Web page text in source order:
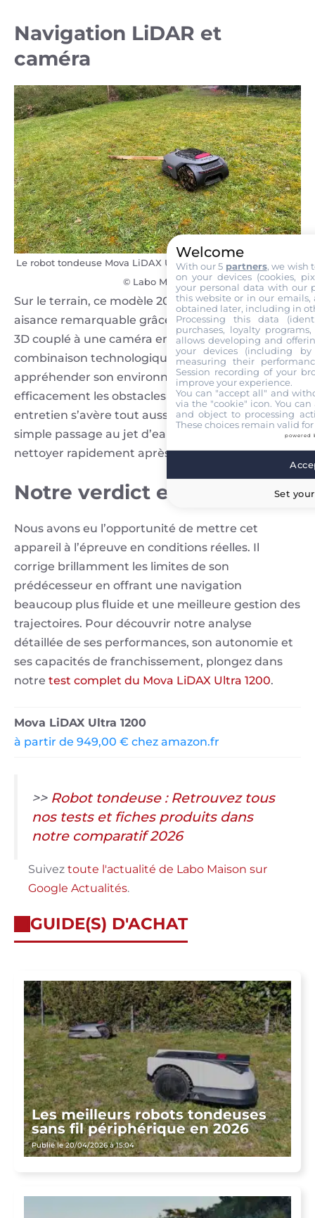
Navigation LiDAR et
caméra
Le robot tondeuse Mova LiDAX Ultra 1200 face à un obstacle
© Labo Maison
Sur le terrain, ce modèle 2026 montre une
aisance remarquable grâce à son capteur LiDAR
3D couplé à une caméra embarquée. Cette
combinaison technologique lui permet de bien
appréhender son environnement et d’esquiver
efficacement les obstacles imprévus. Son
entretien s’avère tout aussi pratique, puisqu’un
simple passage au jet d’eau permet de le
nettoyer rapidement après son cycle de travail.
Notre verdict en laboratoire
Nous avons eu l’opportunité de mettre cet
appareil à l’épreuve en conditions réelles. Il
corrige brillamment les limites de son
prédécesseur en offrant une navigation
beaucoup plus fluide et une meilleure gestion des
trajectoires. Pour découvrir notre analyse
détaillée de ses performances, son autonomie et
ses capacités de franchissement, plongez dans
notre test complet du Mova LiDAX Ultra 1200.
Mova LiDAX Ultra 1200
à partir de 949,00 € chez amazon.fr
>> Robot tondeuse : Retrouvez tous
nos tests et fiches produits dans
notre comparatif 2026
Suivez toute l'actualité de Labo Maison sur
Google Actualités.
GUIDE(S) D'ACHAT
Les meilleurs robots tondeuses
sans fil périphérique en 2026
Publié le 20/04/2026 à 15:04
Welcome
With our 5 partners, we wish
on your devices (cookies,
your personal data with our
this website or in our emails,
obtained later, including in
Processing this data
purchases, loyalty
allows developing and
your devices (including
measuring their
Session recording of your
improve your experience.
You can "accept all" and
via the "cookie" icon. You
and object to processing
These choices remain valid
powered
Set